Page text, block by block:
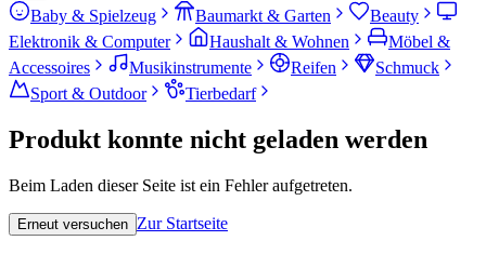
Baby & Spielzeug Baumarkt & Garten
Beauty
Elektronik & Computer
Haushalt & Wohnen
Möbel &
Accessoires
Musikinstrumente Reifen
Schmuck
Sport & Outdoor
Tierbedarf
Produkt konnte nicht geladen werden
Beim Laden dieser Seite ist ein Fehler aufgetreten.
Erneut versuchen Zur Startseite